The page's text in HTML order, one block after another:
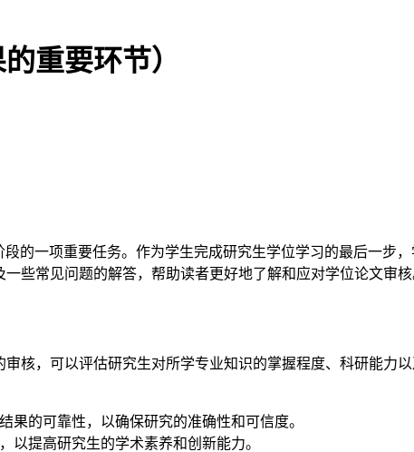
重要环节）
的一项重要任务。作为学生完成研究生学位学习的最后一步
些常见问题的解答，帮助读者更好地了解和应对学位论文审核
核，可以评估研究生对所学专业知识的掌握程度、科研能力
的可靠性，以确保研究的准确性和可信度。
以提高研究生的学术素养和创新能力。